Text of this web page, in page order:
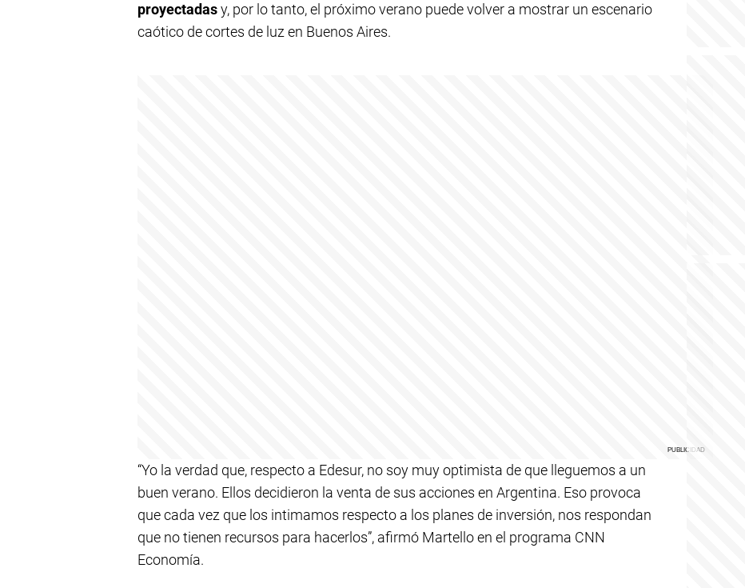
proyectadasy, por lo tanto, el próximo verano puede volver a mostrar un escenario
caótico de cortes de luz en Buenos Aires.
“Yo la verdad que, respecto a Edesur, no soy muy optimista de que lleguemos a un
buen verano. Ellos decidieron la venta de sus acciones en Argentina. Eso provoca
que cada vez que los intimamos respecto a los planes de inversión, nos respondan
que no tienen recursos para hacerlos”, afirmó Martello en el programa CNN
Economía.